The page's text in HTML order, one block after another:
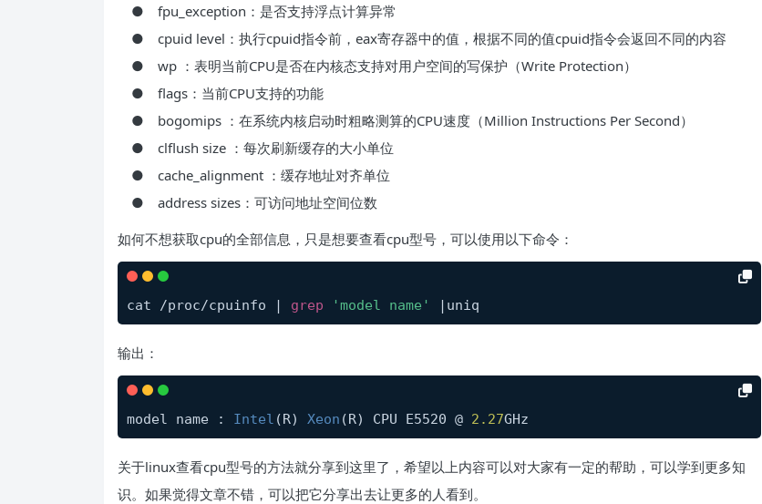
● fpu_exception：是否支持浮点计算异常
● cpuid level：执行cpuid指令前，eax寄存器中的值，根据不同的值cpuid指令会返回不同的内容
● wp ：表明当前CPU是否在内核态支持对用户空间的写保护（Write Protection）
● flags：当前CPU支持的功能
● bogomips ：在系统内核启动时粗略测算的CPU速度（Million Instructions Per Second）
● clflush size ：每次刷新缓存的大小单位
● cache_alignment ：缓存地址对齐单位
● address sizes：可访问地址空间位数
如何不想获取cpu的全部信息，只是想要查看cpu型号，可以使用以下命令：
cat /proc/cpuinfo | grep 'model name' |uniq
输出：
model name : Intel (R) Xeon (R) CPU E5520 @ 2.27GHz
关于linux查看cpu型号的方法就分享到这里了，希望以上内容可以对大家有一定的帮助，可以学到更多知
识。如果觉得文章不错，可以把它分享出去让更多的人看到。